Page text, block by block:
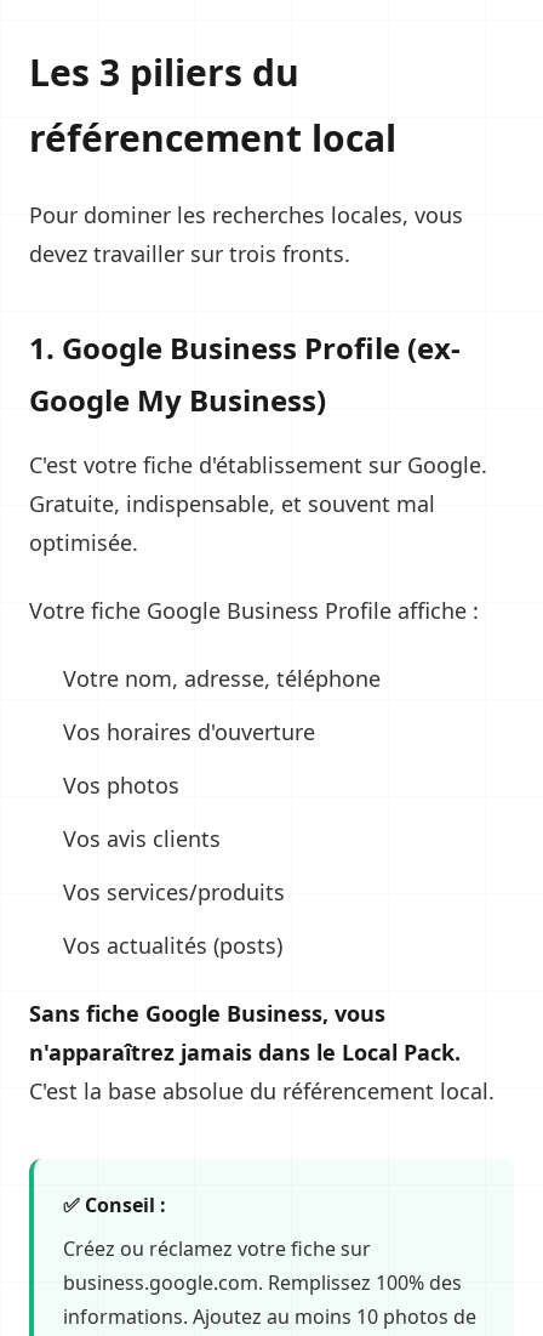
Les 3 piliers du
référencement local
Pour dominer les recherches locales, vous
devez travailler sur trois fronts.
1. Google Business Profile (ex-
Google My Business)
C'est votre fiche d'établissement sur Google.
Gratuite, indispensable, et souvent mal
optimisée.
Votre fiche Google Business Profile affiche :
Votre nom, adresse, téléphone
Vos horaires d'ouverture
Vos photos
Vos avis clients
Vos services/produits
Vos actualités (posts)
Sans fiche Google Business, vous
n'apparaîtrez jamais dans le Local Pack.
C'est la base absolue du référencement local.
✅ Conseil :
Créez ou réclamez votre fiche sur
business.google.com. Remplissez 100% des
informations. Ajoutez au moins 10 photos de